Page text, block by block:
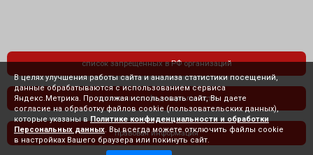
список запрещенных в РФ организаций
политика конфиденциальности
правовая информация
В целях улучшения работы сайта и анализа статистики посещений,
данные обрабатываются с использованием сервиса
Яндекс.Метрика. Продолжая использовать сайт, Вы даете
согласие на обработку файлов cookie (пользовательских данных),
которые указаны в Политике конфиденциальности и обработки
Персональных данных . Вы всегда можете отключить файлы cookie
в настройках Вашего браузера или покинуть сайт.